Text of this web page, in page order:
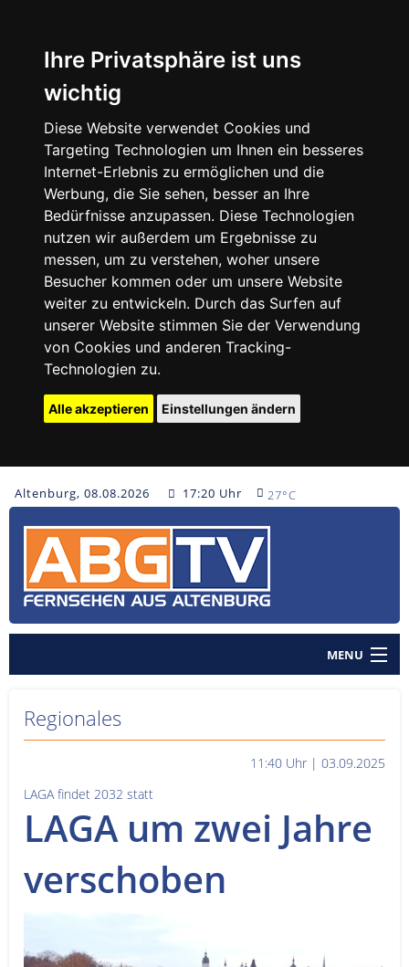
Ihre Privatsphäre ist uns
wichtig
Diese Website verwendet Cookies und
Targeting Technologien um Ihnen ein besseres
Internet-Erlebnis zu ermöglichen und die
Werbung, die Sie sehen, besser an Ihre
Bedürfnisse anzupassen. Diese Technologien
nutzen wir außerdem um Ergebnisse zu
messen, um zu verstehen, woher unsere
Besucher kommen oder um unsere Website
weiter zu entwickeln. Durch das Surfen auf
unserer Website stimmen Sie der Verwendung
von Cookies und anderen Tracking-
Technologien zu.
Alle akzeptieren Einstellungen ändern
Altenburg, 08.08.2026 17:20 Uhr 27°C
MENU
Nachrichten
Sendungen
Service
Sender
Werbung
Regionales
11:40 Uhr | 03.09.2025
LAGA findet 2032 statt
LAGA um zwei Jahre
verschoben